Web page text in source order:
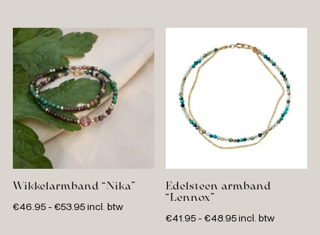
Wikkelarmband “Nika”
€46.95 - €53.95Prijsklasse:
incl. btw
Edelsteen armband
“Lennox”
€41.95 - €48.95Prijsklasse:
incl. btw